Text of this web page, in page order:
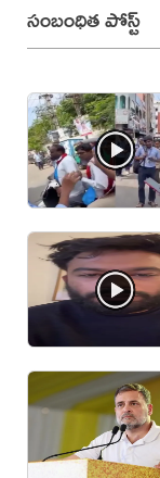
సంబంధిత పోస్ట్